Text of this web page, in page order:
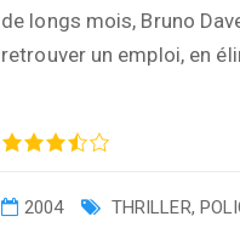
de longs mois, Bruno
retrouver un emploi, en
2004 THRILLER,